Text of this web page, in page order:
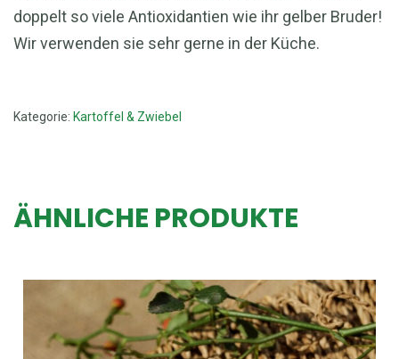
doppelt so viele Antioxidantien wie ihr gelber Bruder!
Wir verwenden sie sehr gerne in der Küche.
Kategorie: Kartoffel & Zwiebel
ÄHNLICHE PRODUKTE